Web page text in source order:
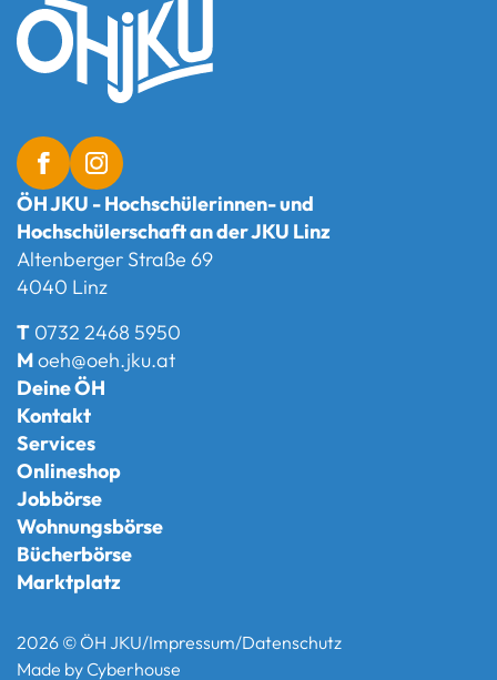
ÖH JKU - Hochschülerinnen- und
Hochschülerschaft an der JKU Linz
Altenberger Straße 69
4040 Linz
T 0732 2468 5950
Moeh@oeh.jku.at
Deine ÖH
Kontakt
Services
Onlineshop
Jobbörse
Wohnungsbörse
Bücherbörse
Marktplatz
2026 © ÖH JKU/Impressum/Datenschutz
Made byCyberhouse